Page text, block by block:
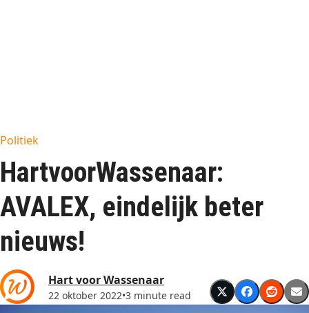
Politiek
HartvoorWassenaar:
AVALEX, eindelijk beter
nieuws!
Hart voor Wassenaar
22 oktober 2022•3 minute read